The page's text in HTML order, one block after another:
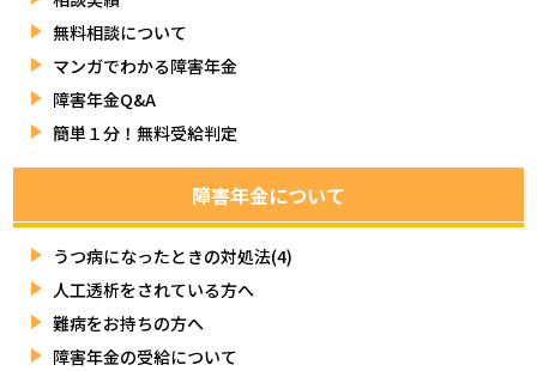
無料相談について
マンガでわかる障害年金
障害年金Q&A
簡単１分！無料受給判定
障害年金について
うつ病になったときの対処法(4)
人工透析をされている方へ
難病をお持ちの方へ
障害年金の受給について